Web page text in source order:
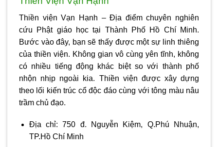
Thiền viện Vạn Hạnh – Địa điểm chuyên nghiên
cứu Phật giáo học tại Thành Phố Hồ Chí Minh.
Bước vào đây, bạn sẽ thấy được một sự linh thiêng
của thiền viện. Không gian vô cùng yên tĩnh, không
có nhiều tiếng động khác biệt so với thành phố
nhộn nhịp ngoài kia. Thiền viện được xây dựng
theo lối kiến trúc cổ độc đáo cùng với tông màu nâu
trầm chủ đạo.
Địa chỉ: 750 đ. Nguyễn Kiệm, Q.Phú Nhuận,
TP.Hồ Chí Minh